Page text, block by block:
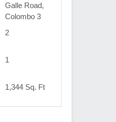
Galle Road,
Colombo 3
2
1
1,344 Sq. Ft